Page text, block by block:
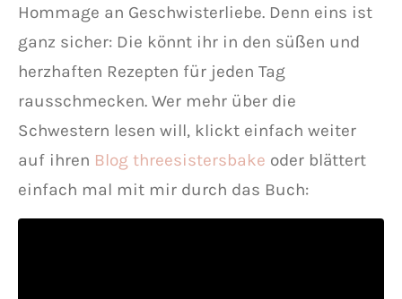
Hommage an Geschwisterliebe. Denn eins ist
ganz sicher: Die könnt ihr in den süßen und
herzhaften Rezepten für jeden Tag
rausschmecken. Wer mehr über die
Schwestern lesen will, klickt einfach weiter
auf ihren Blog threesistersbake oder blättert
einfach mal mit mir durch das Buch: